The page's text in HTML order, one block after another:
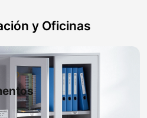
y Oficinas